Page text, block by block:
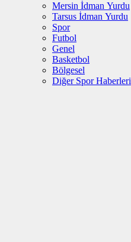
Mersin İdman Yurdu
Tarsus İdman Yurdu
Spor
Futbol
Genel
Basketbol
Bölgesel
Diğer Spor Haberleri